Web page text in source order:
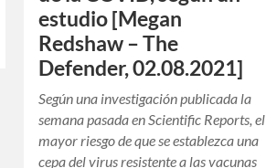
estudio [Megan
Redshaw – The
Defender, 02.08.2021]
Según una investigación publicada la
semana pasada en Scientific Reports, el
mayor riesgo de que se establezca una
cepa del virus resistente a las vacunas